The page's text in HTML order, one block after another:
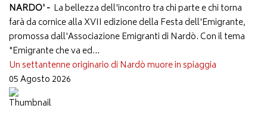
NARDO' - La bellezza dell'incontro tra chi parte e chi torna
farà da cornice alla XVII edizione della Festa dell'Emigrante,
promossa dall'Associazione Emigranti di Nardò. Con il tema
"Emigrante che va ed...
Un settantenne originario di Nardò muore in spiaggia
05 Agosto 2026